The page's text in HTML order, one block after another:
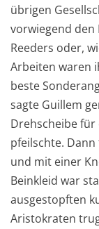
übrigen
vorwiegend den
Reeders oder,
Arbeiten waren
beste
sagte Guillem
Drehscheibe
pfeilschte.
und mit einer
Beinkleid war
ausgestopften
Aristokraten